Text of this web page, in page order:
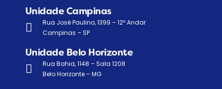
Unidade Campinas
Rua José Paulino, 1399 – 12º Andar
Campinas – SP
Unidade Belo Horizonte
Rua Bahia, 1148 – Sala 1208
Belo Horizonte – MG